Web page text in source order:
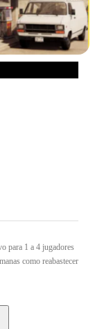
para 1 a 4 jugadores
como reabastecer